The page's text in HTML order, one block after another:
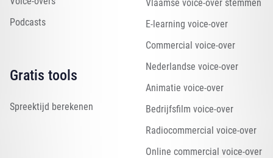
Podcasts
Gratis tools
Spreektijd berekenen
Vlaamse voice-over stemmen
E-learning voice-over
Commercial voice-over
Nederlandse voice-over
Animatie voice-over
Bedrijfsfilm voice-over
Radiocommercial voice-over
Online commercial voice-over